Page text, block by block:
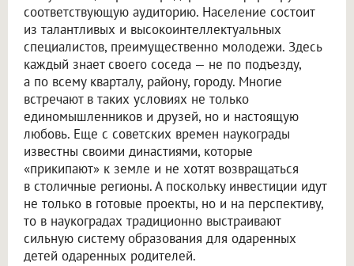
соответствующую аудиторию. Население состоит
из талантливых и высокоинтеллектуальных
специалистов, преимущественно молодежи. Здесь
каждый знает своего соседа — не по подъезду,
а по всему кварталу, району, городу. Многие
встречают в таких условиях не только
единомышленников и друзей, но и настоящую
любовь. Еще с советских времен наукограды
известны своими династиями, которые
«прикипают» к земле и не хотят возвращаться
в столичные регионы. А поскольку инвестиции идут
не только в готовые проекты, но и на перспективу,
то в наукоградах традиционно выстраивают
сильную систему образования для одаренных
детей одаренных родителей.